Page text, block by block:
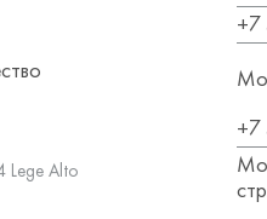
Alto
+7
+7